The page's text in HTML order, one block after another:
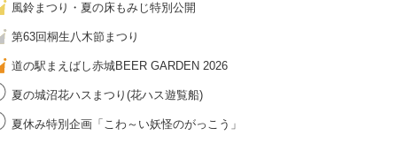
風鈴まつり・夏の床もみじ特別公開
第63回桐生八木節まつり
道の駅まえばし赤城BEER GARDEN 2026
夏の城沼花ハスまつり(花ハス遊覧船)
夏休み特別企画「こわ～い妖怪のがっこう」